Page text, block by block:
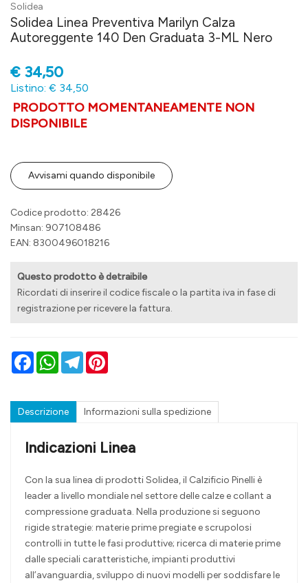
Solidea
Solidea Linea Preventiva Marilyn Calza
Autoreggente 140 Den Graduata 3-ML Nero
€ 34,50
Listino: € 34,50
PRODOTTO MOMENTANEAMENTE NON
DISPONIBILE
Avvisami quando disponibile
Codice prodotto: 28426
Minsan: 907108486
EAN: 8300496018216
Questo prodotto è detraibile
Ricordati di inserire il codice fiscale o la partita iva in fase di
registrazione per ricevere la fattura.
FacebookWhatsAppTelegram
Descrizione Informazioni sulla spedizione
Indicazioni Linea
Con la sua linea di prodotti Solidea, il Calzificio Pinelli è
leader a livello mondiale nel settore delle calze e collant a
compressione graduata. Nella produzione si seguono
rigide strategie: materie prime pregiate e scrupolosi
controlli in tutte le fasi produttive; ricerca di materie prime
dalle speciali caratteristiche, impianti produttivi
all’avanguardia, sviluppo di nuovi modelli per soddisfare le